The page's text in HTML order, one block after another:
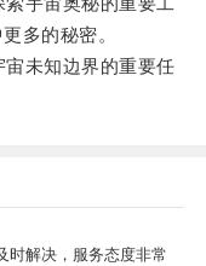
多的秘密。
未知边界的重要任
时解决，服务态度非常